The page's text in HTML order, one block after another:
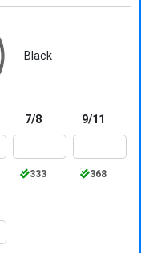
Black
7/8
333
9/11
368